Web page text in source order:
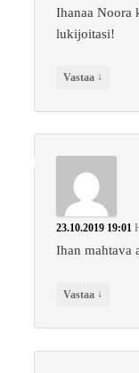
Ihanaa Noora
lukijoitasi!
Vastaa ↓
23.10.2019 19:01
Ihan mahtava
Vastaa ↓